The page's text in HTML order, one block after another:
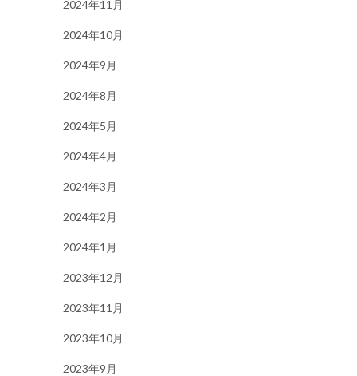
2024年11月
2024年10月
2024年9月
2024年8月
2024年5月
2024年4月
2024年3月
2024年2月
2024年1月
2023年12月
2023年11月
2023年10月
2023年9月